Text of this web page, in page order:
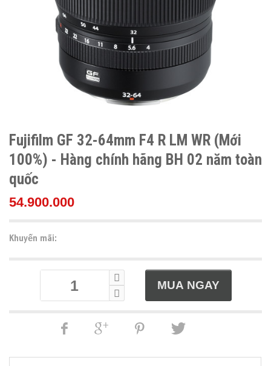
Fujifilm GF 32-64mm F4 R LM WR (Mới
100%) - Hàng chính hãng BH 02 năm toàn
quốc
54.900.000
Khuyến mãi: